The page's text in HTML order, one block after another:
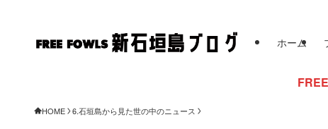
ホーム
FREE FOWLSからのお
HOME 6.石垣島から見た世の中のニュース